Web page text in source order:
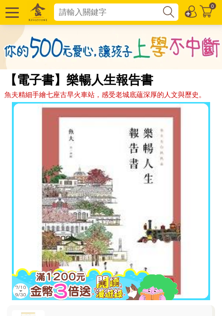
0
【電子書】樂暢人生報告書
魚夫精細手繪七座古早火車站，感受老城底蘊深厚的人文與歷史。